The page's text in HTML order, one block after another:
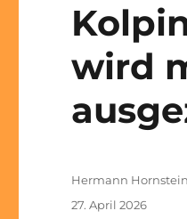
wird
Autor
Hermann
Veröffentlicht
27. April 2026